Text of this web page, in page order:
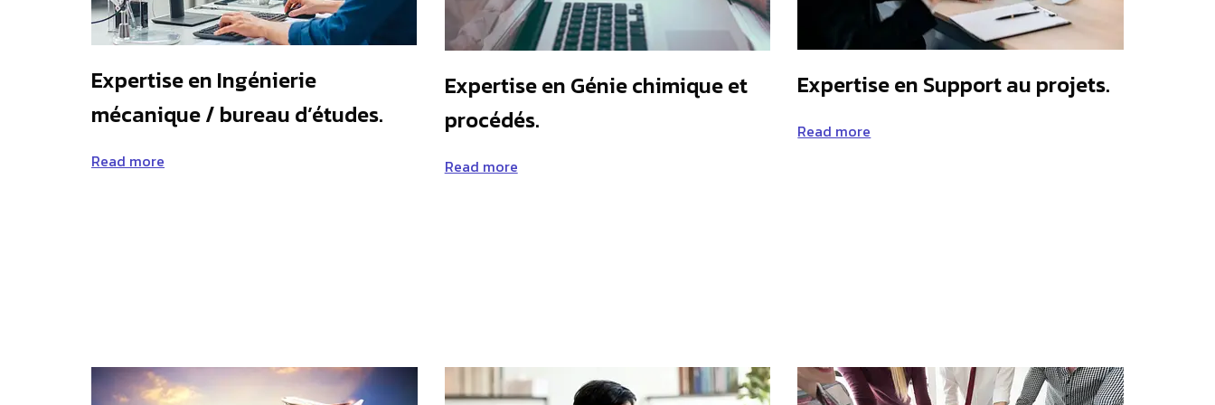
Expertise en Ingénierie
mécanique / bureau d’études.
Read more
Expertise en Génie chimique et
procédés.
Read more
Expertise en Support au projets.
Read more